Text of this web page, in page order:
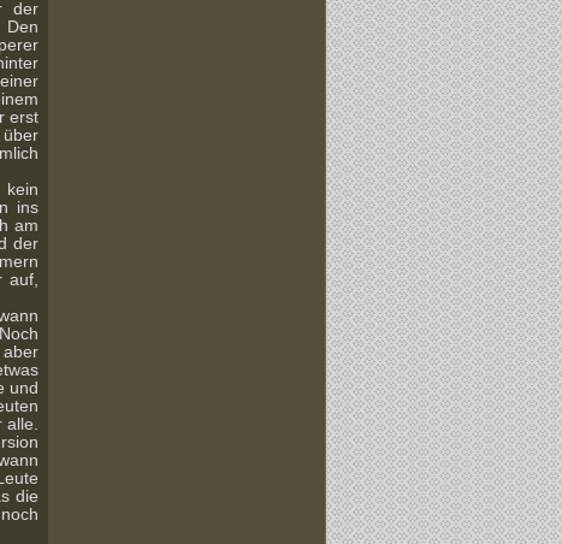
der
Den
erst
kein
ins
am
der
auf,
und
alle.
die